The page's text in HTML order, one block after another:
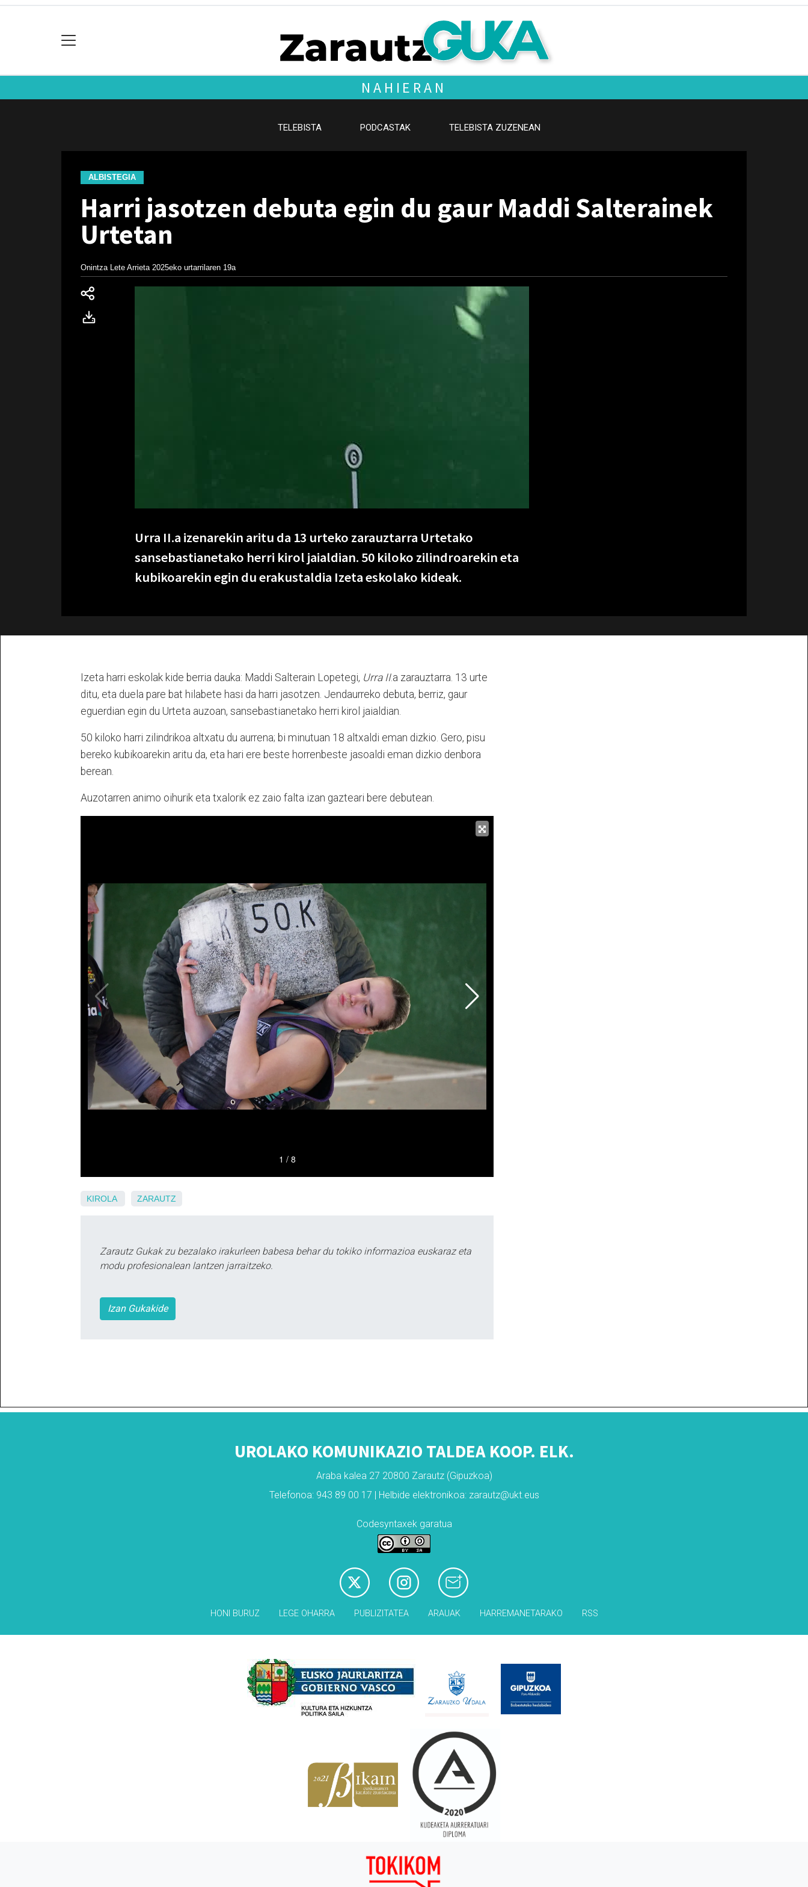
NAHIERAN
TELEBISTA PODCASTAK TELEBISTA ZUZENEAN
ALBISTEGIA
Harri jasotzen debuta egin du gaur Maddi Salterainek
Urtetan
Onintza Lete Arrieta 2025eko urtarrilaren 19a
Urra II.a izenarekin aritu da 13 urteko zarauztarra Urtetako
sansebastianetako herri kirol jaialdian. 50 kiloko zilindroarekin eta
kubikoarekin egin du erakustaldia Izeta eskolako kideak.
Izeta harri eskolak kide berria dauka: Maddi Salterain Lopetegi, Urra II.a zarauztarra. 13 urte
ditu, eta duela pare bat hilabete hasi da harri jasotzen. Jendaurreko debuta, berriz, gaur
eguerdian egin du Urteta auzoan, sansebastianetako herri kirol jaialdian.
50 kiloko harri zilindrikoa altxatu du aurrena; bi minutuan 18 altxaldi eman dizkio. Gero, pisu
bereko kubikoarekin aritu da, eta hari ere beste horrenbeste jasoaldi eman dizkio denbora
berean.
Auzotarren animo oihurik eta txalorik ez zaio falta izan gazteari bere debutean.
KIROLA ZARAUTZ
Zarautz Gukak zu bezalako irakurleen babesa behar du tokiko informazioa euskaraz eta
modu profesionalean lantzen jarraitzeko.
Izan Gukakide
UROLAKO KOMUNIKAZIO TALDEA KOOP. ELK.
Araba kalea 27 20800 Zarautz (Gipuzkoa)
Telefonoa: 943 89 00 17 | Helbide elektronikoa: zarautz@ukt.eus
Codesyntaxek garatua
HONI BURUZ LEGE OHARRA PUBLIZITATEA ARAUAK HARREMANETARAKO RSS